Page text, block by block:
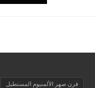
فرن صهر الألمنيوم المستطيل